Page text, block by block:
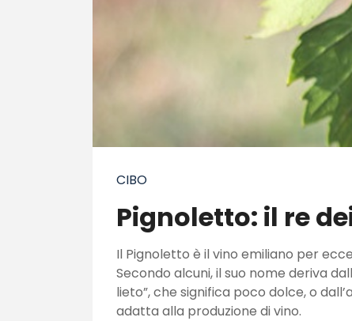
CIBO
Pignoletto: il re
Il Pignoletto è il vino emiliano per
Secondo alcuni, il suo nome deriva
lieto”, che significa poco dolce, o
adatta alla produzione di vino.